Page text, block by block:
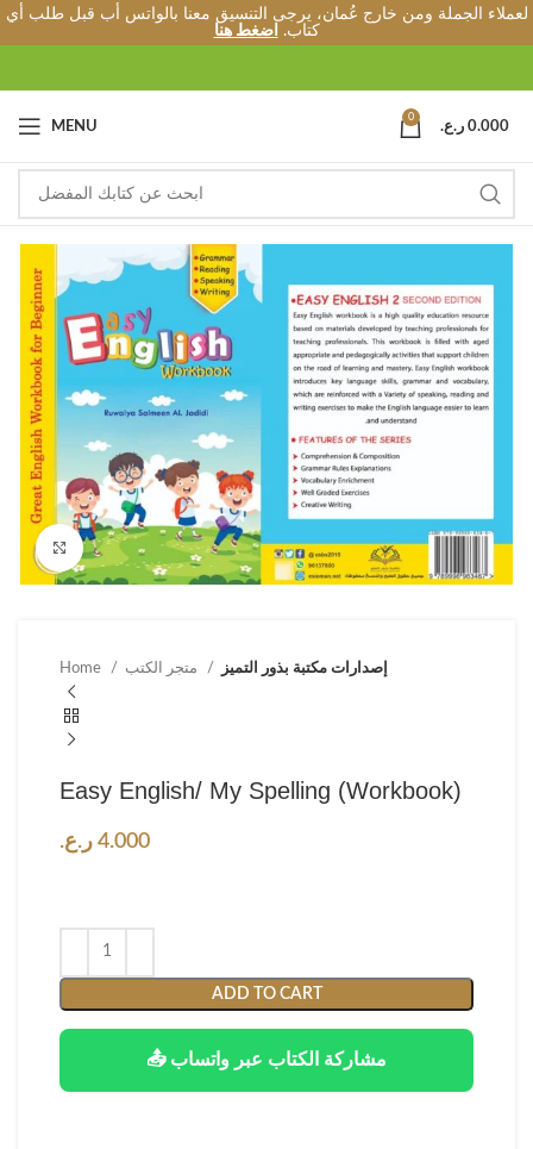
لعملاء الجملة ومن خارج عُمان، يرجى التنسيق معنا بالواتس أب قبل طلب أي
كتاب.
اضغط هنا
MENU
0
0.000 ر.ع.
Click to enlarge
Home إصدارات مكتبة بذور التميز
Easy English/ My Spelling (Workbook)
4.000 ر.ع.
ADD TO CART
📤 مشاركة الكتاب عبر واتساب